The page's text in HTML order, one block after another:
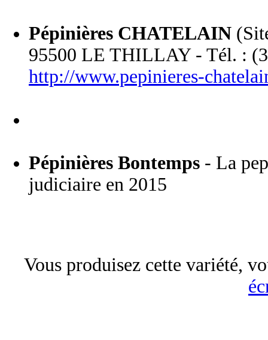
Pépinières CHATELAIN
95500 LE THILLAY - Tél. :
http://www.pepinieres-
Pépinières Bontemps - La
judiciaire en 2015
Vous produisez cette variété,